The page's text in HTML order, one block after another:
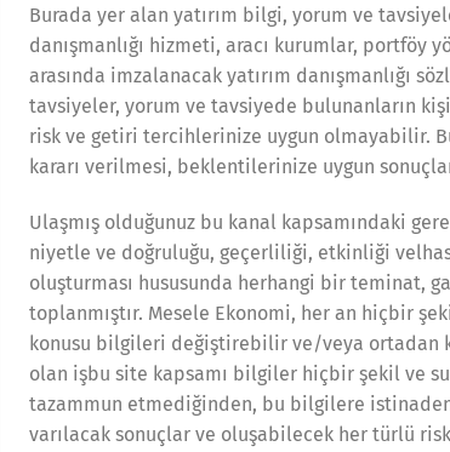
Burada yer alan yatırım bilgi, yorum ve
danışmanlığı hizmeti, aracı kurumlar,
arasında imzalanacak yatırım danışmanlığı
tavsiyeler, yorum ve tavsiyede bulunanların
risk ve getiri tercihlerinize uygun olmayabilir.
kararı verilmesi, beklentilerinize uygun
Ulaşmış olduğunuz bu kanal kapsamındaki
niyetle ve doğruluğu, geçerliliği, etkinliği
oluşturması hususunda herhangi bir teminat,
toplanmıştır. Mesele Ekonomi, her an hiçbir
konusu bilgileri değiştirebilir ve/veya ortadan
olan işbu site kapsamı bilgiler hiçbir şekil ve
tazammun etmediğinden, bu bilgilere
varılacak sonuçlar ve oluşabilecek her türlü